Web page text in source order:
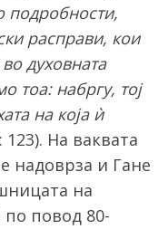
подробности,
расправи, кои
духовната
тоа: набргу, тој
на која ѝ
123). На ваквата
надоврза и Гане
на
по повод 80-